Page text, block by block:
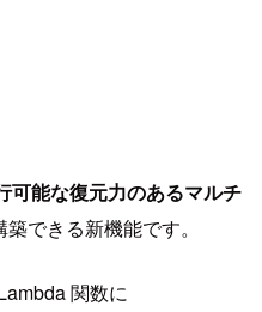
可能な復元力のあるマルチ
築できる新機能です。
関数に